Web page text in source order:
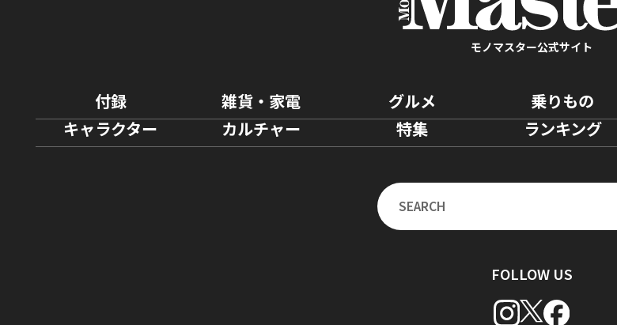
モノマスター公式サイト
付録 雑貨・家電 グルメ 乗りもの
キャラクター
カルチャー 特集 ランキング
FOLLOW US